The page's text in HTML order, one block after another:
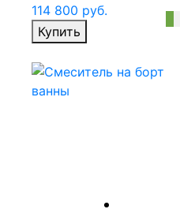
114 800 руб.
Купить